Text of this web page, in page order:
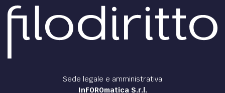
Il Decreto Sostegno, già operativo, prevede la possibilità
di presentare le domande per i ristori dal 30 marzo al 28
maggio. Ecco i moduli da scaricare.
Rottamazione ter e pace fiscale: con il
Decreto Sostegno stralcio dei debiti fino a 5 mila